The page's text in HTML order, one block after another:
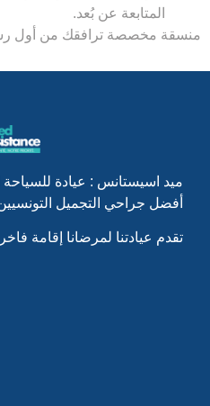
المتابعة عن بُعد.
منسقة مخصصة ترافقك من أول
ميد اسيستانس : عيادة
أفضل جراحي التجميل
تقدم عيادتنا لمرضانا إقامة